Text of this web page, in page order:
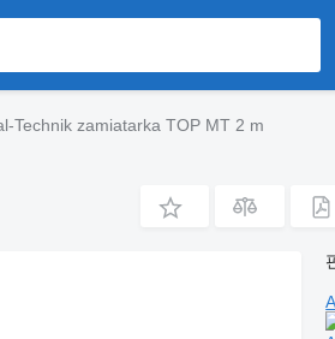
Technik zamiatarka TOP MT 2 m